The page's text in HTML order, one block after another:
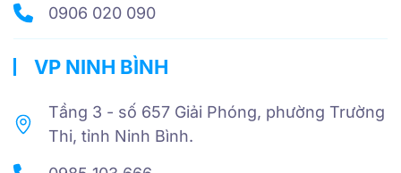
0906 020 090
VP NINH BÌNH
Tầng 3 - số 657 Giải Phóng, phường Trường
Thi, tỉnh Ninh Bình.